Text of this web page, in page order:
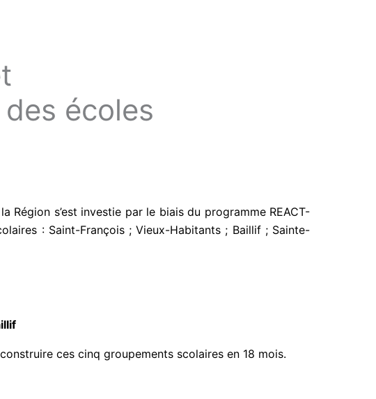
écoles
Région s’est investie par le biais du programme REACT-
: Saint-François ; Vieux-Habitants ; Baillif ; Sainte-
ces cinq groupements scolaires en 18 mois.